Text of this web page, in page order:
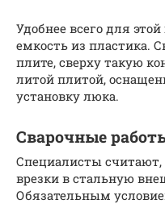
Удобнее всего для
емкость из пластика.
плите, сверху такую
литой плитой,
установку люка.
Сварочные
Специалисты
врезки в стальную
Обязательным